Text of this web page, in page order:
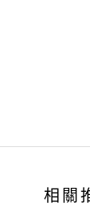
相關